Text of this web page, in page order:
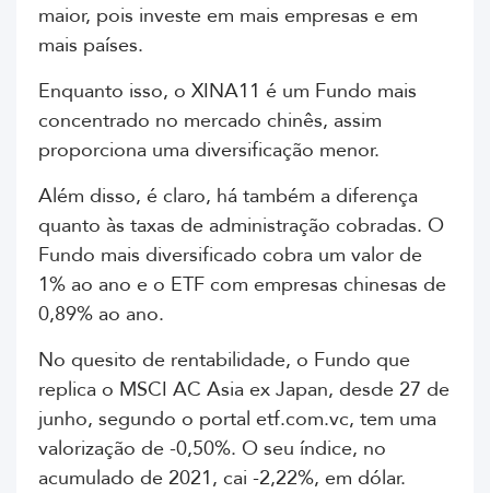
maior, pois investe em mais empresas e em
mais países.
Enquanto isso, o XINA11 é um Fundo mais
concentrado no mercado chinês, assim
proporciona uma diversificação menor.
Além disso, é claro, há também a diferença
quanto às taxas de administração cobradas. O
Fundo mais diversificado cobra um valor de
1% ao ano e o ETF com empresas chinesas de
0,89% ao ano.
No quesito de rentabilidade, o Fundo que
replica o MSCI AC Asia ex Japan, desde 27 de
junho, segundo o portal etf.com.vc, tem uma
valorização de -0,50%. O seu índice, no
acumulado de 2021, cai -2,22%, em dólar.